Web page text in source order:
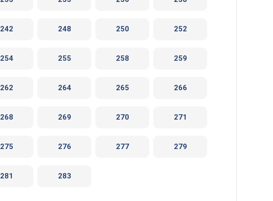
242 248 250 252
254 255 258 259
262 264 265 266
268 269 270 271
275 276 277 279
281 283